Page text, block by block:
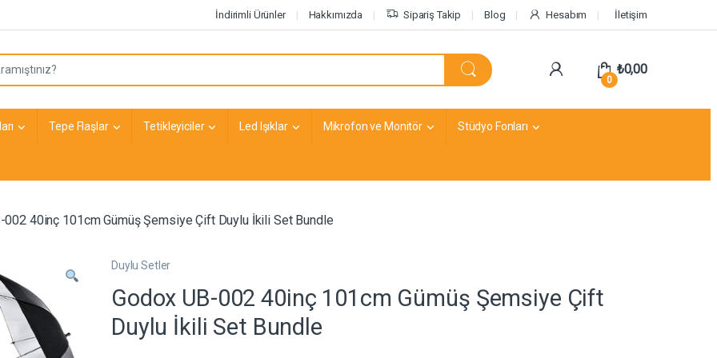
İndirimli Ürünler Hakkımızda Sipariş Takip Blog Hesabım İletişim
0
₺0,00
Tepe Flaşlar Tetikleyiciler Led Işıklar Mikrofon ve Monitör Stüdyo Fonları
002 40inç 101cm Gümüş Şemsiye Çift Duylu İkili Set Bundle
Duylu Setler
Godox UB-002 40inç 101cm Gümüş Şemsiye Çift
Duylu İkili Set Bundle